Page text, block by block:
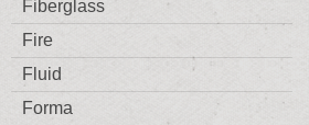
Fiberglass
Fire
Fluid
Forma